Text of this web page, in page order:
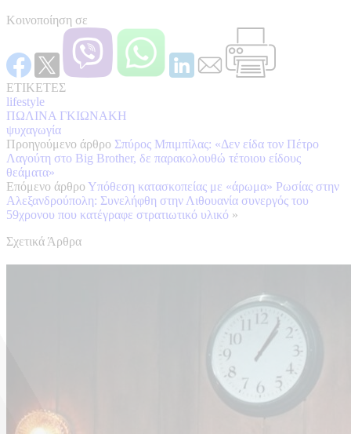
Κοινοποίηση σε
ΕΤΙΚΕΤΕΣ
lifestyle
ΠΩΛΙΝΑ ΓΚΙΩΝΑΚΗ
ψυχαγωγία
Προηγούμενο άρθρο Σπύρος Μπιμπίλας: «Δεν είδα τον Πέτρο
Λαγούτη στο Big Brother, δε παρακολουθώ τέτοιου είδους
θεάματα»
Επόμενο άρθρο Υπόθεση κατασκοπείας με «άρωμα» Ρωσίας στην
Αλεξανδρούπολη: Συνελήφθη στην Λιθουανία συνεργός του
59χρονου που κατέγραφε στρατιωτικό υλικό »
Σχετικά Άρθρα